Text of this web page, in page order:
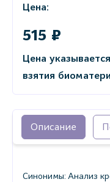
Цена:
515 ₽
Цена
взятия
Описание
Синонимы: Анализ